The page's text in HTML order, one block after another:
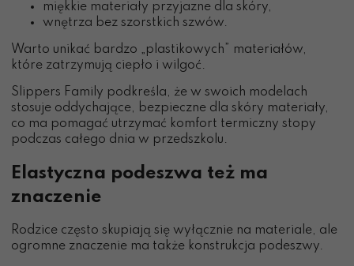
miękkie materiały przyjazne dla skóry,
wnętrza bez szorstkich szwów.
Warto unikać bardzo „plastikowych” materiałów,
które zatrzymują ciepło i wilgoć.
Slippers Family podkreśla, że w swoich modelach
stosuje oddychające, bezpieczne dla skóry materiały,
co ma pomagać utrzymać komfort termiczny stopy
podczas całego dnia w przedszkolu.
Elastyczna podeszwa też ma
znaczenie
Rodzice często skupiają się wyłącznie na materiale, ale
ogromne znaczenie ma także konstrukcja podeszwy.